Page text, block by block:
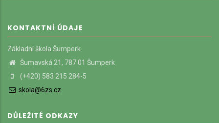
KONTAKTNÍ ÚDAJE
Základní škola Šumperk
Šumavská 21, 787 01 Šumperk
(+420) 583 215 284-5
skola@6zs.cz
DŮLEŽITÉ ODKAZY